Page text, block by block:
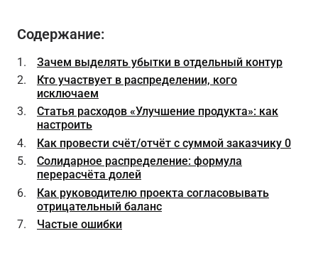
Содержание:
Зачем выделять убытки в отдельный контур
Кто участвует в распределении, кого
исключаем
Статья расходов «Улучшение продукта»: как
настроить
Как провести счёт/отчёт с суммой заказчику 0
Солидарное распределение: формула
перерасчёта долей
Как руководителю проекта согласовывать
отрицательный баланс
Частые ошибки